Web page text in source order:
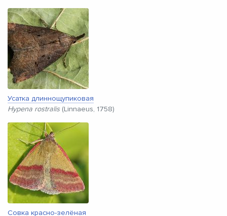
Усатка длиннощупиковая
Hypena rostralis (Linnaeus, 1758)
Совка красно-зелёная